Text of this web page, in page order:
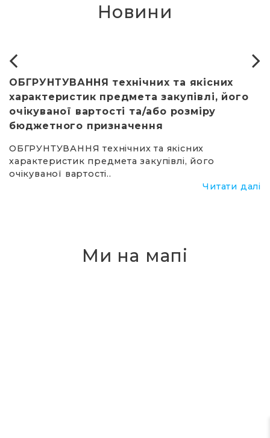
Новини
ОБГРУНТУВАННЯ технічних та якісних
характеристик предмета закупівлі, його
очікуваної вартості та/або розміру
бюджетного призначення
ОБГРУНТУВАННЯ технічних та якісних
характеристик предмета закупівлі, його
очікуваної вартості..
Читати далі
Ми на мапі